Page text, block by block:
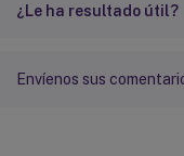
¿Le ha resultado útil?
Envíenos sus